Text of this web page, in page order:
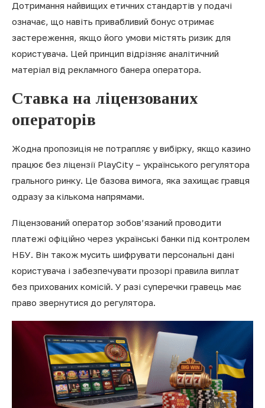
Дотримання найвищих етичних стандартів у подачі
означає, що навіть привабливий бонус отримає
застереження, якщо його умови містять ризик для
користувача. Цей принцип відрізняє аналітичний
матеріал від рекламного банера оператора.
Ставка на ліцензованих
операторів
Жодна пропозиція не потрапляє у вибірку, якщо казино
працює без ліцензії PlayCity – українського регулятора
грального ринку. Це базова вимога, яка захищає гравця
одразу за кількома напрямами.
Ліцензований оператор зобов’язаний проводити
платежі офіційно через українські банки під контролем
НБУ. Він також мусить шифрувати персональні дані
користувача і забезпечувати прозорі правила виплат
без прихованих комісій. У разі суперечки гравець має
право звернутися до регулятора.